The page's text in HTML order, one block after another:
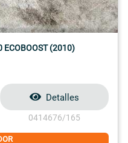
ECOBOOST (2010)
Detalles
0414676/165